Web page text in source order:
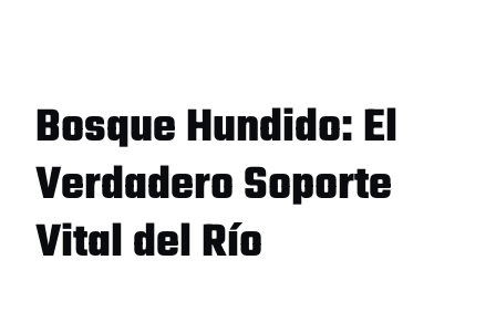
Bosque Hundido: El
Verdadero Soporte
Vital del Río